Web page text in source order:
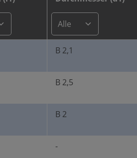
B 2,1
B 2,5
B 2
-